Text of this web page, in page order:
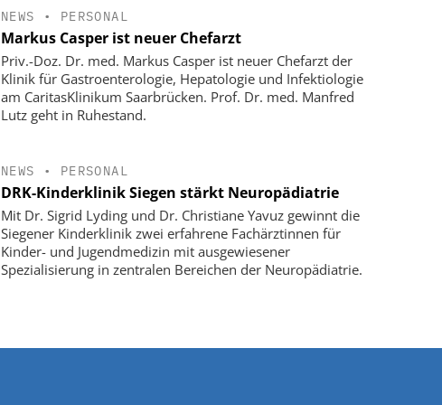
NEWS • PERSONAL
Markus Casper ist neuer Chefarzt
Priv.-Doz. Dr. med. Markus Casper ist neuer Chefarzt der
Klinik für Gastroenterologie, Hepatologie und Infektiologie
am CaritasKlinikum Saarbrücken. Prof. Dr. med. Manfred
Lutz geht in Ruhestand.
NEWS • PERSONAL
DRK-Kinderklinik Siegen stärkt Neuropädiatrie
Mit Dr. Sigrid Lyding und Dr. Christiane Yavuz gewinnt die
Siegener Kinderklinik zwei erfahrene Fachärztinnen für
Kinder- und Jugendmedizin mit ausgewiesener
Spezialisierung in zentralen Bereichen der Neuropädiatrie.